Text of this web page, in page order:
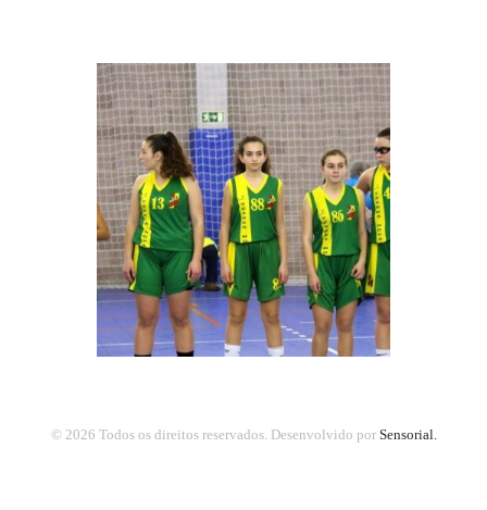
© 2026 Todos os direitos reservados. Desenvolvido por Sensorial.